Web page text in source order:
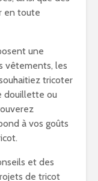
en toute
une
vêtements, les
tricoter
douillette ou
à vos goûts
et des
de tricot